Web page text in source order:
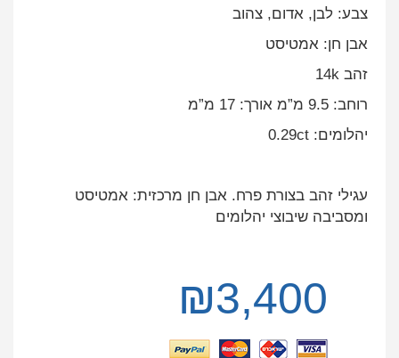
צבע: לבן, אדום, צהוב
אבן חן: אמטיסט
זהב 14k
רוחב: 9.5 מ”מ אורך: 17 מ”מ
יהלומים: 0.29ct
עגילי זהב בצורת פרח. אבן חן מרכזית: אמטיסט
ומסביבה שיבוצי יהלומים
₪3,400